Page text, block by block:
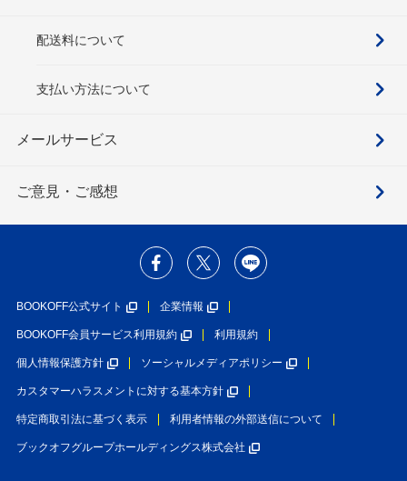
配送料について
支払い方法について
メールサービス
ご意見・ご感想
BOOKOFF公式サイト 企業情報
BOOKOFF会員サービス利用規約 利用規約
個人情報保護方針 ソーシャルメディアポリシー
カスタマーハラスメントに対する基本方針
特定商取引法に基づく表示 利用者情報の外部送信について
ブックオフグループホールディングス株式会社